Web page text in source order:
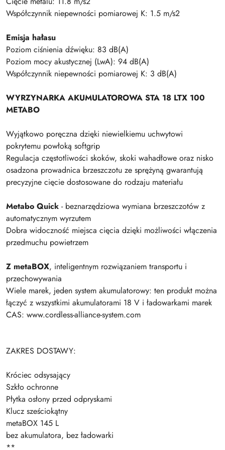
Współczynnik niepewności pomiarowej K: 1.5 m/s2
Emisja hałasu
Poziom ciśnienia dźwięku: 83 dB(A)
Poziom mocy akustycznej (LwA): 94 dB(A)
Współczynnik niepewności pomiarowej K: 3 dB(A)
WYRZYNARKA AKUMULATOROWA STA 18 LTX 100
METABO
Wyjątkowo poręczna dzięki niewielkiemu uchwytowi
pokrytemu powłoką softgrip
Regulacja częstotliwości skoków, skoki wahadłowe oraz nisko
osadzona prowadnica brzeszczotu ze sprężyną gwarantują
precyzyjne cięcie dostosowane do rodzaju materiału
Metabo Quick - beznarzędziowa wymiana brzeszczotów z
automatycznym wyrzutem
Dobra widoczność miejsca cięcia dzięki możliwości włączenia
przedmuchu powietrzem
Z metaBOX, inteligentnym rozwiązaniem transportu i
przechowywania
Wiele marek, jeden system akumulatorowy: ten produkt można
łączyć z wszystkimi akumulatorami 18 V i ładowarkami marek
CAS: www.cordless-alliance-system.com
ZAKRES DOSTAWY:
Króciec odsysający
Szkło ochronne
Płytka osłony przed odpryskami
Klucz sześciokątny
metaBOX 145 L
bez akumulatora, bez ładowarki
**